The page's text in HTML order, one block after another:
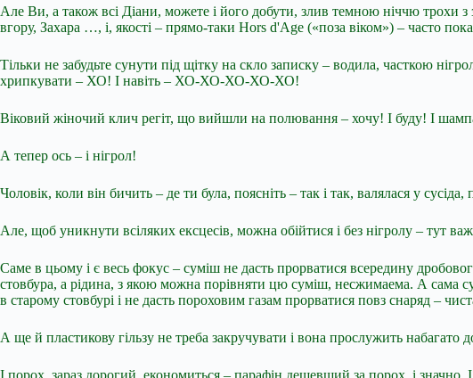
Але Ви, а також всі Діани, можете і його добути, злив темною ніччю трохи
вгору, Захара …, і, якості – прямо-таки Hors d'Age («поза віком») – часто
Тільки не забудьте сунути під щітку на скло записку – водила, часткою
хрипкувати – ХО! І навіть – ХО-ХО-ХО-ХО-ХО!
Віковий жіночий клич регіт, що вийшли на полювання – хочу! І буду! І
А тепер ось – і нігрол!
Чоловік, коли він бичить – де ти була, поясніть – так і так, валялася у
Але, щоб уникнути всіляких ексцесів, можна обійтися і без нігролу – тут
Саме в цьому і є весь фокус – суміш не дасть прорватися всередину
стовбура, а рідина, з якою можна порівняти цю суміш, несжимаема. А сама
в старому стовбурі і не дасть пороховим газам прорватися повз снаряд –
А ще й пластикову гільзу не треба закручувати і вона прослужить набагато
І порох, зараз дорогий, економиться – парафін дешевший за порох, і